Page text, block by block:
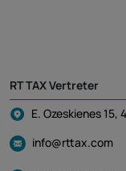
RT TAX Vertreter
E. Ozeskienes 15,
info@rttax.com